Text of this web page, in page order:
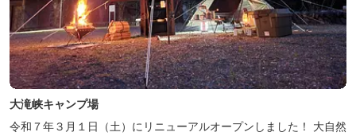
大滝峡キャンプ場
令和７年３月１日（土）にリニューアルオープンしました！ 大自然